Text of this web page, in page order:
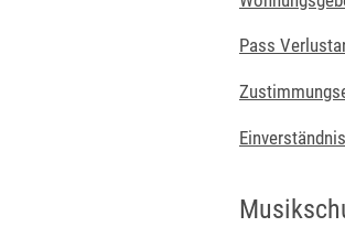
Pass